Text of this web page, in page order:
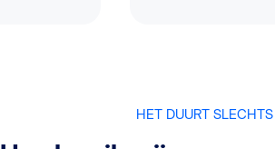
HET DUURT